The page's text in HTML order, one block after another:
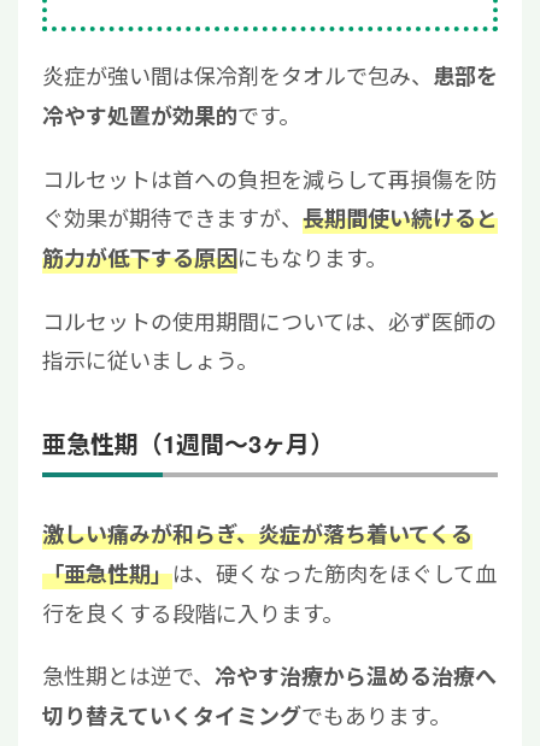
炎症が強い間は保冷剤をタオルで包み、 患部を
冷やす処置が効果的です。
コルセットは首への負担を減らして再損傷を防
ぐ効果が期待できますが、 長期間使い続けると
筋力が低下する原因にもなります。
コルセットの使用期間については、必ず医師の
指示に従いましょう。
亜急性期（1週間～3ヶ月）
激しい痛みが和らぎ、炎症が落ち着いてくる
「亜急性期」は、硬くなった筋肉をほぐして血
行を良くする段階に入ります。
急性期とは逆で、 冷やす治療から温める治療へ
切り替えていくタイミングでもあります。